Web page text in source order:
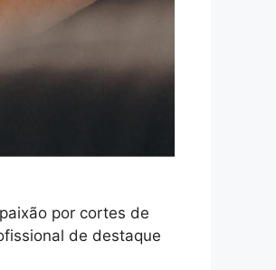
por cortes de
de destaque